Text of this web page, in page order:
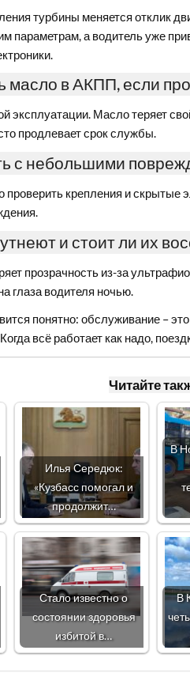
турбины меняется отклик
параметрам, а водитель уже
масло в АКПП, если
эксплуатации. Масло теряет
продлевает срок службы.
с небольшими
проверить крепления и скрытые
и стоит ли их
прозрачность из-за
глаза водителя ночью.
понятно: обслуживание –
всё работает как надо,
Читайте
Илья Середюк:
«Кузбасс помогал и
продолжит…
В
Стало известно о
состоянии здоровья
избитой в…
В